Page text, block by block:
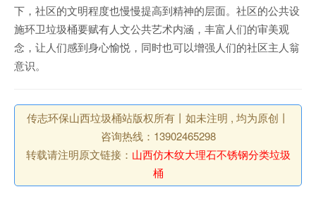
下，社区的文明程度也慢慢提高到精神的层面。社区的公共设
施环卫垃圾桶要赋有人文公共艺术内涵，丰富人们的审美观
念，让人们感到身心愉悦，同时也可以增强人们的社区主人翁
意识。
传志环保山西垃圾桶站版权所有丨如未注明 , 均为原创丨
咨询热线：13902465298
转载请注明原文链接： 山西仿木纹大理石不锈钢分类垃圾
桶